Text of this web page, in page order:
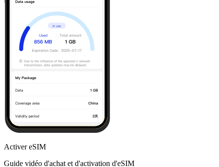
Activer eSIM
Guide vidéo d'achat et d'activation d'eSIM